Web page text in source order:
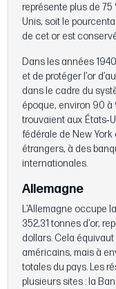
représente plus de
Unis, soit le
de cet or est
Dans les années
et de protéger l’or
dans le cadre du
époque, environ 90 à
trouvaient aux
fédérale de New York
étrangers, à des
internationales.
Allemagne
L’Allemagne occupe
352,31 tonnes d’or,
dollars. Cela
américains, mais à
totales du pays. Les
plusieurs sites : la